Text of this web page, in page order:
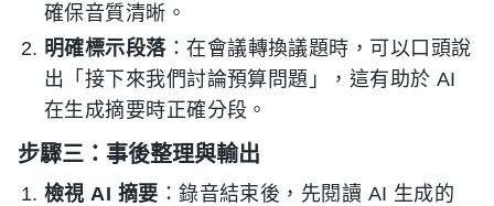
確保音質清晰。
明確標示段落：在會議轉換議題時，可以口頭說
出「接下來我們討論預算問題」，這有助於 AI
在生成摘要時正確分段。
步驟三：事後整理與輸出
檢視 AI 摘要 ：錄音結束後，先閱讀 AI 生成的